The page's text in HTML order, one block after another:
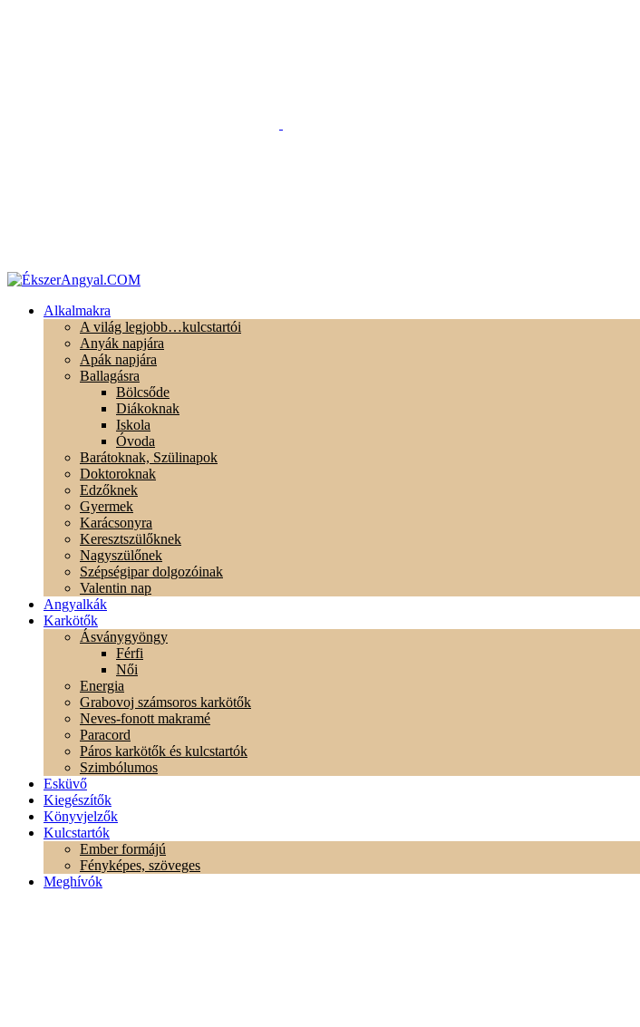
Alkalmakra
A világ legjobb…kulcstartói
Anyák napjára
Apák napjára
Ballagásra
Bölcsőde
Diákoknak
Iskola
Óvoda
Barátoknak, Szülinapok
Doktoroknak
Edzőknek
Gyermek
Karácsonyra
Keresztszülőknek
Nagyszülőnek
Szépségipar dolgozóinak
Valentin nap
Angyalkák
Karkötők
Ásványgyöngy
Férfi
Női
Energia
Grabovoj számsoros karkötők
Neves-fonott makramé
Paracord
Páros karkötők és kulcstartók
Szimbólumos
Esküvő
Kiegészítők
Könyvjelzők
Kulcstartók
Ember formájú
Fényképes, szöveges
Meghívók